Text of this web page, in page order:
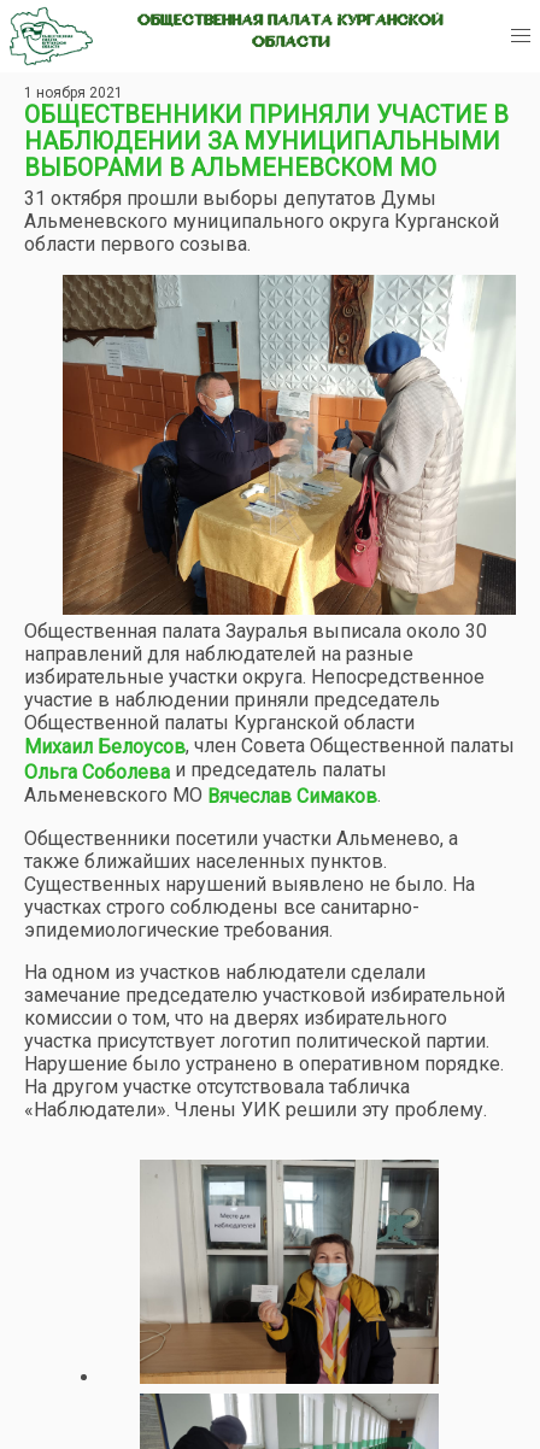
ОБЩЕСТВЕННАЯ ПАЛАТА КУРГАНСКОЙ
ОБЛАСТИ
1 ноября 2021
ОБЩЕСТВЕННИКИ ПРИНЯЛИ УЧАСТИЕ В
НАБЛЮДЕНИИ ЗА МУНИЦИПАЛЬНЫМИ
ВЫБОРАМИ В АЛЬМЕНЕВСКОМ МО
31 октября прошли выборы депутатов Думы
Альменевского муниципального округа Курганской
области первого созыва.
Общественная палата Зауралья выписала около 30
направлений для наблюдателей на разные
избирательные участки округа. Непосредственное
участие в наблюдении приняли председатель
Общественной палаты Курганской области
Михаил Белоусов, член Совета Общественной палаты
Ольга Соболева и председатель палаты
Альменевского МО Вячеслав Симаков.
Общественники посетили участки Альменево, а
также ближайших населенных пунктов.
Существенных нарушений выявлено не было. На
участках строго соблюдены все санитарно-
эпидемиологические требования.
На одном из участков наблюдатели сделали
замечание председателю участковой избирательной
комиссии о том, что на дверях избирательного
участка присутствует логотип политической партии.
Нарушение было устранено в оперативном порядке.
На другом участке отсутствовала табличка
«Наблюдатели». Члены УИК решили эту проблему.